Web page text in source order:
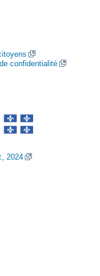
confidentialité
2024